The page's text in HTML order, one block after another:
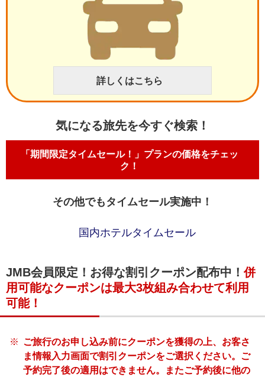
詳しくはこちら
気になる旅先を今すぐ検索！
「期間限定タイムセール！」プランの価格をチェッ
ク！
その他でもタイムセール実施中！
国内ホテルタイムセール
JMB会員限定！お得な割引クーポン配布中！併
用可能なクーポンは最大3枚組み合わせて利用
可能！
ご旅行のお申し込み前にクーポンを獲得の上、お客さ
ま情報入力画面で割引クーポンをご選択ください。ご
予約完了後の適用はできません。またご予約後に他の